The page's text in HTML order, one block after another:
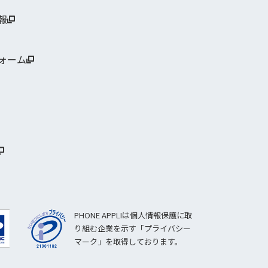
ーム
PHONE APPLIは個人情報保護に取
り組む企業を示す「プライバシー
マーク」を取得しております。